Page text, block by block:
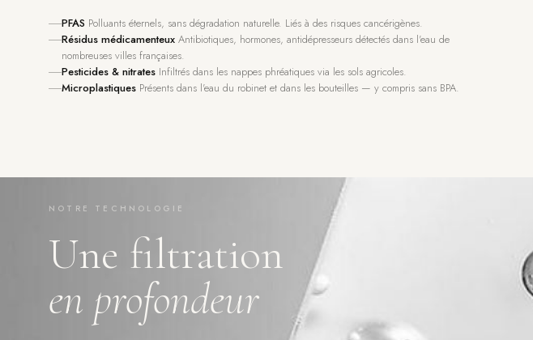
PFAS Polluants éternels, sans dégradation naturelle. Liés à des risques cancérigènes.
Résidus médicamenteux Antibiotiques, hormones, antidépresseurs détectés dans l'eau de
nombreuses villes françaises.
Pesticides & nitrates Infiltrés dans les nappes phréatiques via les sols agricoles.
Microplastiques Présents dans l'eau du robinet et dans les bouteilles — y compris sans BPA.
NOTRE TECHNOLOGIE
Une filtration
en profondeur